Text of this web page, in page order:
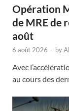
Opération
de MRE de
août
6 août 2026 - by
Avec
au cours des